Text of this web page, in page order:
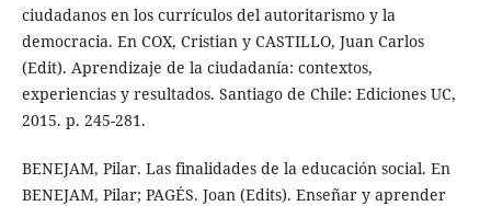
ciudadanos en los currículos del autoritarismo y la
democracia. En COX, Cristian y CASTILLO, Juan Carlos
(Edit). Aprendizaje de la ciudadanía: contextos,
experiencias y resultados. Santiago de Chile: Ediciones UC,
2015. p. 245-281.
BENEJAM, Pilar. Las finalidades de la educación social. En
BENEJAM, Pilar; PAGÉS. Joan (Edits). Enseñar y aprender